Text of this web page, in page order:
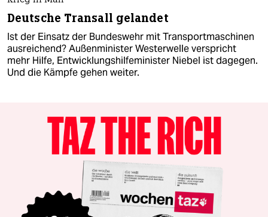
Deutsche Transall gelandet
Ist der Einsatz der Bundeswehr mit Transportmaschinen
ausreichend? Außenminister Westerwelle verspricht
mehr Hilfe, Entwicklungshilfeminister Niebel ist dagegen.
Und die Kämpfe gehen weiter.